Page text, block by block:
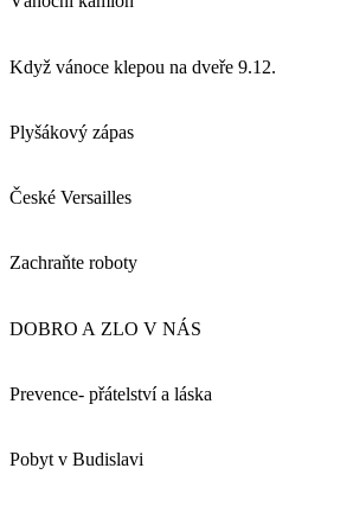
Když vánoce klepou na dveře 9.12.
Plyšákový zápas
České Versailles
Zachraňte roboty
DOBRO A ZLO V NÁS
Prevence- přátelství a láska
Pobyt v Budislavi